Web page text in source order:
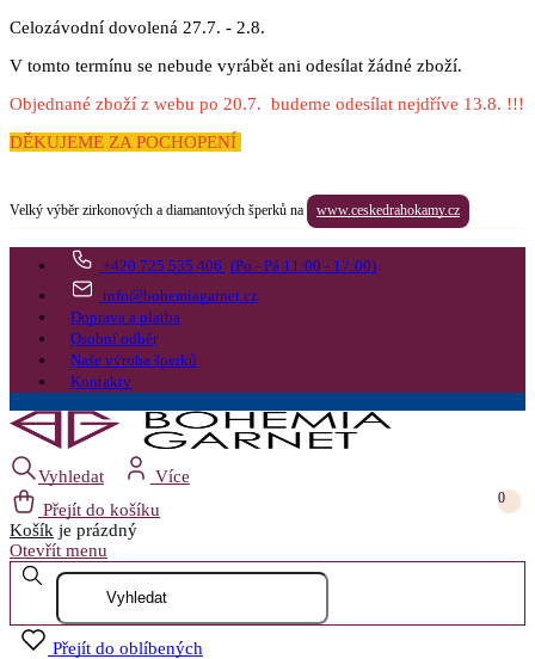
Celozávodní dovolená 27.7. - 2.8.
V tomto termínu se nebude vyrábět ani odesílat žádné zboží.
Objednané zboží z webu po 20.7. budeme odesílat nejdříve 13.8. !!!
DĚKUJEME ZA POCHOPENÍ
Velký výběr zirkonových a diamantových šperků na www.ceskedrahokamy.cz
+420 725 535 406 (Po - Pá 11:00 - 17:00)
info@bohemiagarnet.cz
Doprava a platba
Osobní odběr
Naše výroba šperků
Kontakty
Vyhledat
Více
Přejít do košíku
0
Košík je prázdný
Otevřít menu
Přejít do oblíbených